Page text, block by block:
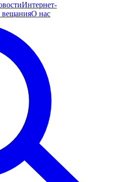
Интернет-
вещанияО нас